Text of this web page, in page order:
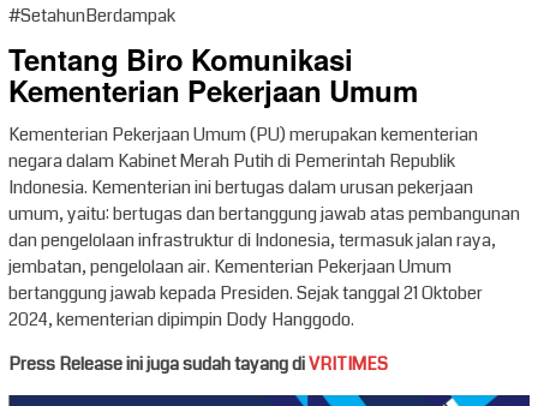
#SetahunBerdampak
Tentang Biro Komunikasi
Kementerian Pekerjaan Umum
Kementerian Pekerjaan Umum (PU) merupakan kementerian
negara dalam Kabinet Merah Putih di Pemerintah Republik
Indonesia. Kementerian ini bertugas dalam urusan pekerjaan
umum, yaitu: bertugas dan bertanggung jawab atas pembangunan
dan pengelolaan infrastruktur di Indonesia, termasuk jalan raya,
jembatan, pengelolaan air. Kementerian Pekerjaan Umum
bertanggung jawab kepada Presiden. Sejak tanggal 21 Oktober
2024, kementerian dipimpin Dody Hanggodo.
Press Release ini juga sudah tayang diVRITIMES